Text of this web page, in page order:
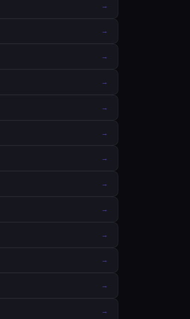
→
→
→
→
→
→
→
→
→
→
→
→
→